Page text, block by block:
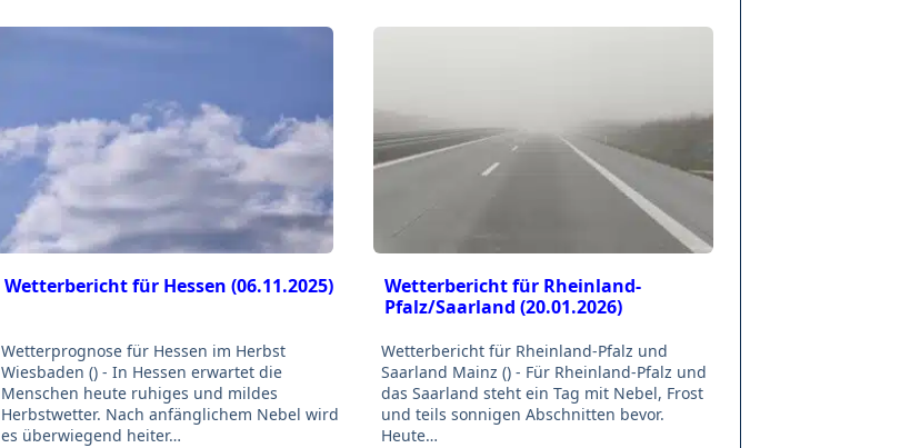
Wetterbericht für Hessen (06.11.2025)
Wetterprognose für Hessen im Herbst
Wiesbaden () - In Hessen erwartet die
Menschen heute ruhiges und mildes
Herbstwetter. Nach anfänglichem Nebel wird
es überwiegend heiter…
Wetterbericht für Rheinland-
Pfalz/Saarland (20.01.2026)
Wetterbericht für Rheinland-Pfalz und
Saarland Mainz () - Für Rheinland-Pfalz und
das Saarland steht ein Tag mit Nebel, Frost
und teils sonnigen Abschnitten bevor.
Heute…